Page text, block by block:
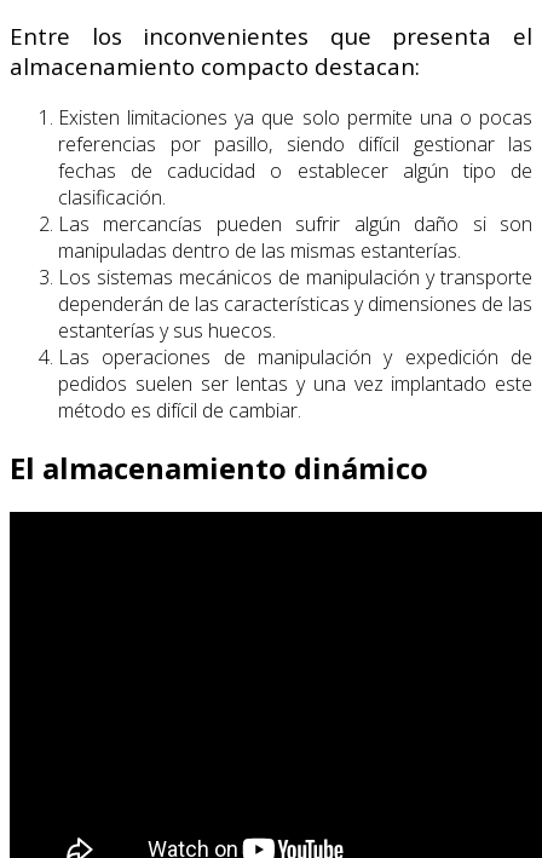
Entre los inconvenientes que presenta el
almacenamiento compacto destacan:
Existen limitaciones ya que solo permite una o pocas
referencias por pasillo, siendo difícil gestionar las
fechas de caducidad o establecer algún tipo de
clasificación.
Las mercancías pueden sufrir algún daño si son
manipuladas dentro de las mismas estanterías.
Los sistemas mecánicos de manipulación y transporte
dependerán de las características y dimensiones de las
estanterías y sus huecos.
Las operaciones de manipulación y expedición de
pedidos suelen ser lentas y una vez implantado este
método es difícil de cambiar.
El almacenamiento dinámico